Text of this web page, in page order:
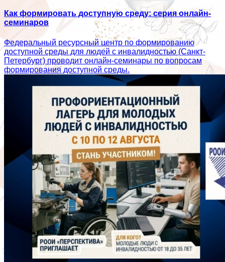
Как формировать доступную среду: серия онлайн-
семинаров
Федеральный ресурсный центр по формированию
доступной среды для людей с инвалидностью (Санкт-
Петербург) проводит онлайн-семинары по вопросам
формирования доступной среды.